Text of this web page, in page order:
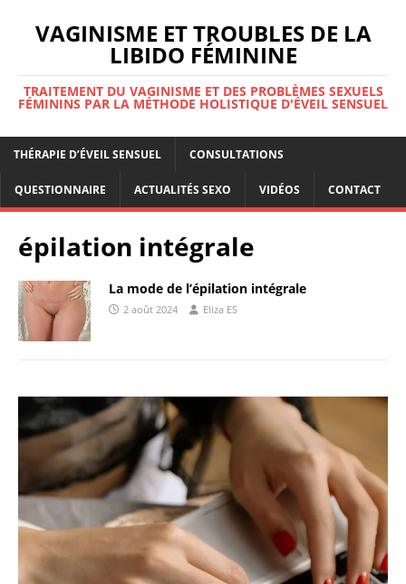
VAGINISME ET TROUBLES DE LA
LIBIDO FÉMININE
TRAITEMENT DU VAGINISME ET DES PROBLÈMES SEXUELS
FÉMININS PAR LA MÉTHODE HOLISTIQUE D'ÉVEIL SENSUEL
THÉRAPIE D’ÉVEIL SENSUEL CONSULTATIONS
QUESTIONNAIRE ACTUALITÉS SEXO VIDÉOS CONTACT
épilation intégrale
La mode de l’épilation intégrale
2 août 2024 Eliza ES